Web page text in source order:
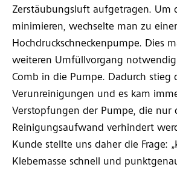
Zerstäubungsluft aufgetragen. Um
minimieren, wechselte man zu einer
Hochdruckschneckenpumpe. Dies
weiteren Umfüllvorgang notwendig
Comb in die Pumpe. Dadurch stieg
Verunreinigungen und es kam
Verstopfungen der Pumpe, die nur
Reinigungsaufwand verhindert
Kunde stellte uns daher die Frage:
Klebemasse schnell und